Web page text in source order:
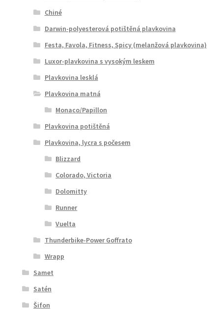
Chiné
Darwin-polyesterová potištěná plavkovina
Festa, Favola, Fitness, Spicy (melanžová plavkovina)
Luxor-plavkovina s vysokým leskem
Plavkovina lesklá
Plavkovina matná
Monaco/Papillon
Plavkovina potištěná
Plavkovina, lycra s počesem
Blizzard
Colorado, Victoria
Dolomitty
Runner
Vuelta
Thunderbike-Power Goffrato
Wrapp
Samet
Satén
Šifon